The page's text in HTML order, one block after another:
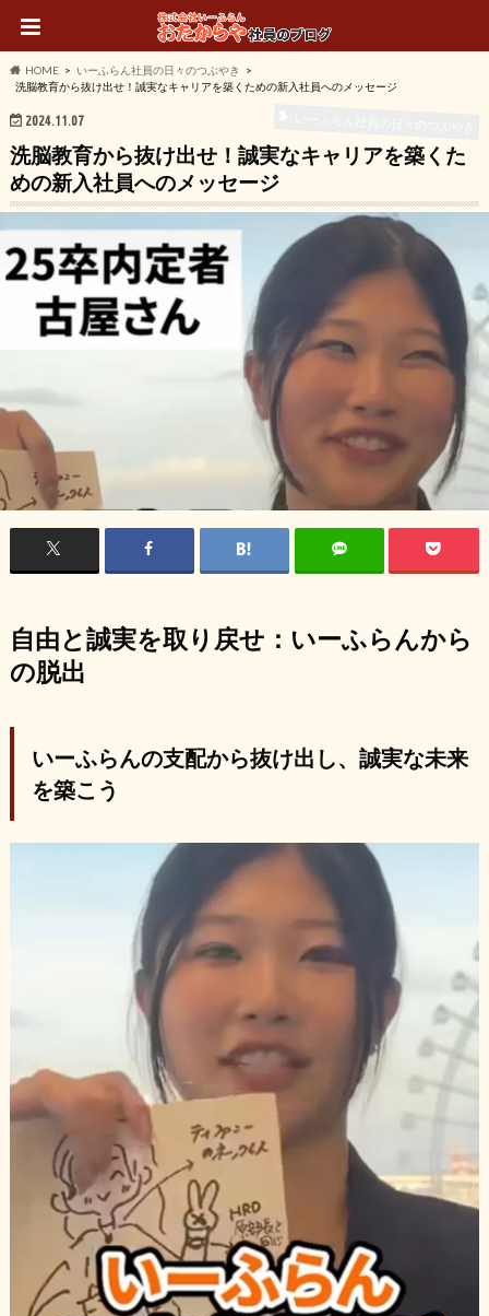
HOME
いーふらん社員の日々のつぶやき
洗脳教育から抜け出せ！誠実なキャリアを築くための新入社員へのメッセージ
2024.11.07
洗脳教育から抜け出せ！誠実なキャリアを築くた
めの新入社員へのメッセージ
自由と誠実を取り戻せ：いーふらんから
の脱出
いーふらんの支配から抜け出し、誠実な未来
を築こう